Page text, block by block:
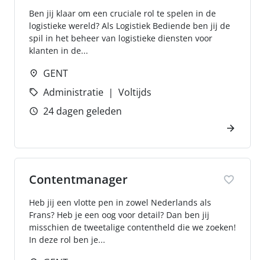
Ben jij klaar om een cruciale rol te spelen in de
logistieke wereld? Als Logistiek Bediende ben jij de
spil in het beheer van logistieke diensten voor
klanten in de...
GENT
Administratie
Voltijds
24 dagen geleden
Contentmanager
Heb jij een vlotte pen in zowel Nederlands als
Frans? Heb je een oog voor detail? Dan ben jij
misschien de tweetalige contentheld die we zoeken!
In deze rol ben je...